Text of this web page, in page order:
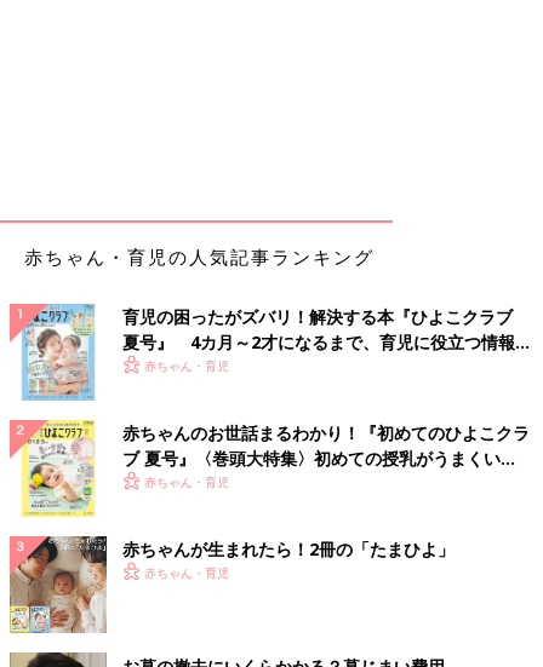
赤ちゃん・育児の人気記事ランキング
育児の困ったがズバリ！解決する本『ひよこクラブ
夏号』 4カ月～2才になるまで、育児に役立つ情報が
いっぱい！
赤ちゃん・育児
赤ちゃんのお世話まるわかり！『初めてのひよこクラ
ブ 夏号』〈巻頭大特集〉初めての授乳がうまくい
く！ おっぱい・ミルクの基本と夏のトラブル 解決テ
赤ちゃん・育児
赤ちゃんが生まれたら！2冊の「たまひよ」
赤ちゃん・育児